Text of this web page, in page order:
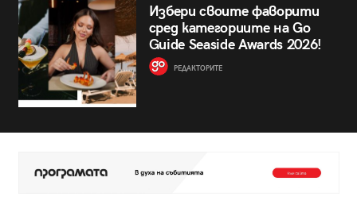
Избери своите фаворити
сред категориите на Go
Guide Seaside Awards 2026!
РЕДАКТОРИТЕ